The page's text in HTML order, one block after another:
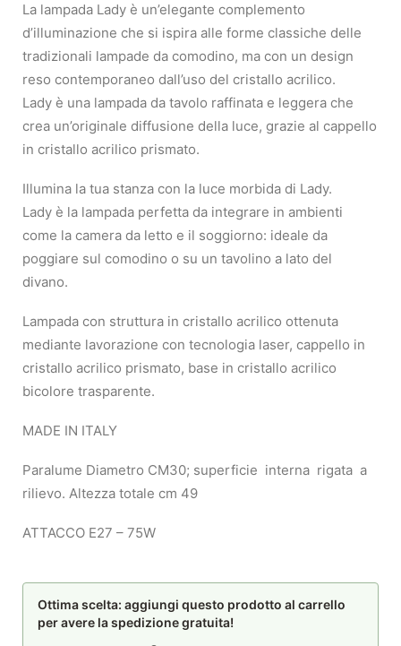
La lampada Lady è un’elegante complemento
d’illuminazione che si ispira alle forme classiche delle
tradizionali lampade da comodino, ma con un design
reso contemporaneo dall’uso del cristallo acrilico.
Lady è una lampada da tavolo raffinata e leggera che
crea un’originale diffusione della luce, grazie al cappello
in cristallo acrilico prismato.
Illumina la tua stanza con la luce morbida di Lady.
Lady è la lampada perfetta da integrare in ambienti
come la camera da letto e il soggiorno: ideale da
poggiare sul comodino o su un tavolino a lato del
divano.
Lampada con struttura in cristallo acrilico ottenuta
mediante lavorazione con tecnologia laser, cappello in
cristallo acrilico prismato, base in cristallo acrilico
bicolore trasparente.
MADE IN ITALY
Paralume Diametro CM30; superficie interna rigata a
rilievo. Altezza totale cm 49
ATTACCO E27 – 75W
Ottima scelta: aggiungi questo prodotto al carrello
per avere la spedizione gratuita!